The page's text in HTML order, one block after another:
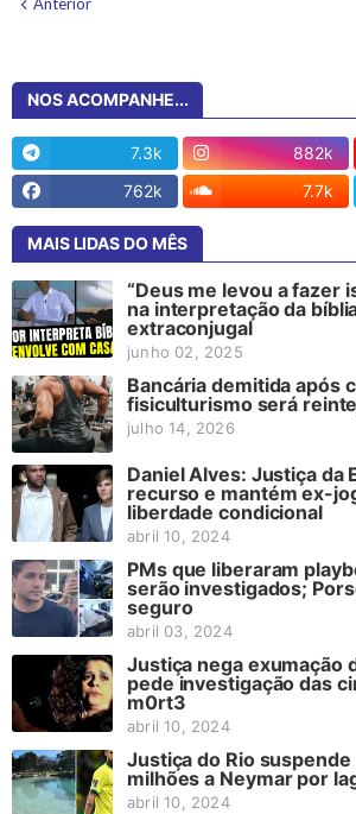
Anterior
NOS ACOMPANHE...
7.3k 882k
762k
7.7k
MAIS LIDAS DO MÊS
“Deus me levou a fazer
na interpretação da
extraconjugal
junho 02, 2025
Bancária demitida após
fisiculturismo será
julho 14, 2026
Daniel Alves: Justiça da
recurso e mantém ex-
liberdade condicional
abril 10, 2024
PMs que liberaram
serão investigados;
seguro
abril 03, 2024
Justiça nega exumação
pede investigação das
m0rt3
abril 10, 2024
Justiça do Rio suspende
milhões a Neymar por
abril 10, 2024